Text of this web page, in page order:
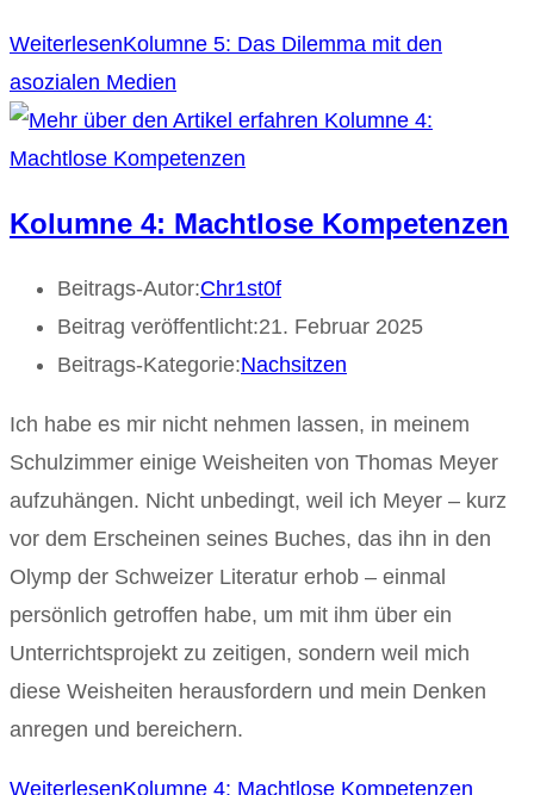
WeiterlesenKolumne 5: Das Dilemma mit den
asozialen Medien
Kolumne 4: Machtlose Kompetenzen
Beitrags-Autor:Chr1st0f
Beitrag veröffentlicht:21. Februar 2025
Beitrags-Kategorie:Nachsitzen
Ich habe es mir nicht nehmen lassen, in meinem
Schulzimmer einige Weisheiten von Thomas Meyer
aufzuhängen. Nicht unbedingt, weil ich Meyer – kurz
vor dem Erscheinen seines Buches, das ihn in den
Olymp der Schweizer Literatur erhob – einmal
persönlich getroffen habe, um mit ihm über ein
Unterrichtsprojekt zu zeitigen, sondern weil mich
diese Weisheiten herausfordern und mein Denken
anregen und bereichern.
WeiterlesenKolumne 4: Machtlose Kompetenzen